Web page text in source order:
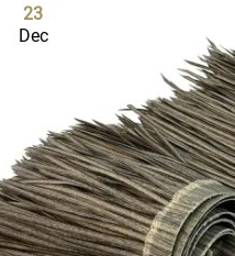
23
Dec